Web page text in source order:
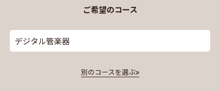
ご希望のコース
デジタル管楽器
別のコースを選ぶ